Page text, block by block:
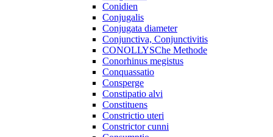
Conidien
Conjugalis
Conjugata diameter
Conjunctiva, Conjunctivitis
CONOLLYSChe Methode
Conorhinus megistus
Conquassatio
Consperge
Constipatio alvi
Constituens
Constrictio uteri
Constrictor cunni